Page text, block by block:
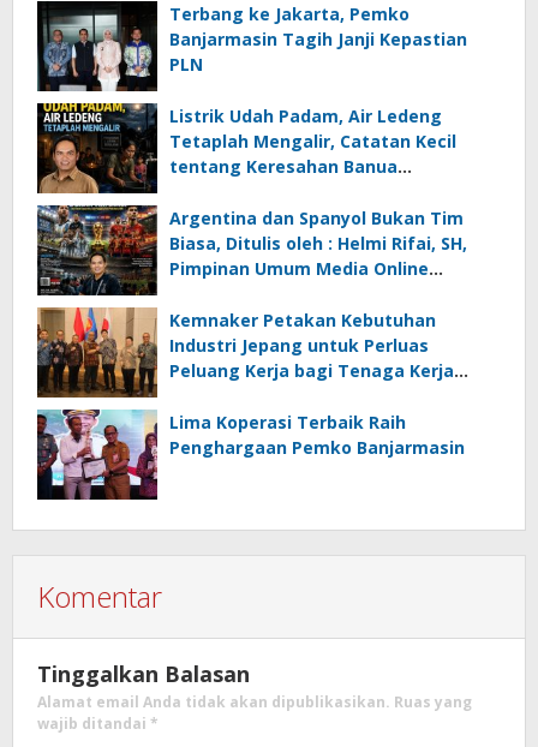
Terbang ke Jakarta, Pemko
Banjarmasin Tagih Janji Kepastian
PLN
Listrik Udah Padam, Air Ledeng
Tetaplah Mengalir, Catatan Kecil
tentang Keresahan Banua
Ancaman Lingkungan, Oleh : Helmi
Rifai, SH
Argentina dan Spanyol Bukan Tim
Biasa, Ditulis oleh : Helmi Rifai, SH,
Pimpinan Umum Media Online
Kemnaker Petakan Kebutuhan
Industri Jepang untuk Perluas
Peluang Kerja bagi Tenaga Kerja
Lima Koperasi Terbaik Raih
Penghargaan Pemko Banjarmasin
Komentar
Tinggalkan Balasan
Alamat email Anda tidak akan dipublikasikan. Ruas yang
wajib ditandai *